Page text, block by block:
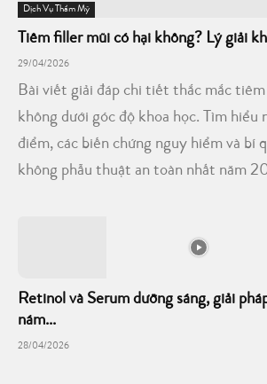
Dịch Vụ Thẩm Mỹ
Tiêm filler mũi có hại không? Lý giải
29/04/2026
Bài viết giải đáp chi tiết thắc mắc
không dưới góc độ khoa học. Tìm hiểu
điểm, các biến chứng nguy hiểm và bí
không phẫu thuật an toàn nhất năm
Retinol và Serum dưỡng sáng, giải
nám...
28/04/2026